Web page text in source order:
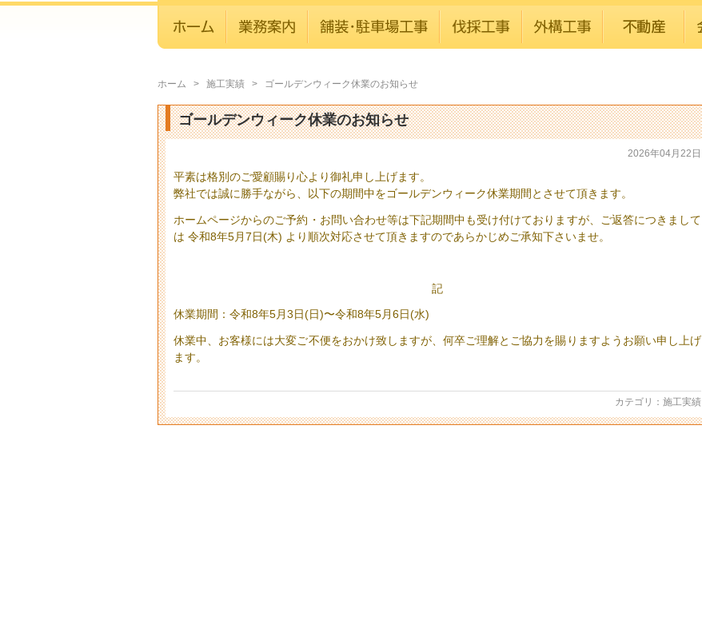
ホーム > 施工実績 > ゴールデンウィーク休業のお知らせ
ゴールデンウィーク休業のお知らせ
2026年04月22日
平素は格別のご愛顧賜り心より御礼申し上げます。
弊社では誠に勝手ながら、以下の期間中をゴールデンウィーク休業期間とさせて頂きます。
ホームページからのご予約・お問い合わせ等は下記期間中も受け付けておりますが、ご返答につきまして
は 令和8年5月7日(木) より順次対応させて頂きますのであらかじめご承知下さいませ。
記
休業期間：令和8年5月3日(日)〜令和8年5月6日(水)
休業中、お客様には大変ご不便をおかけ致しますが、何卒ご理解とご協力を賜りますようお願い申し上げ
ます。
カテゴリ： 施工実績